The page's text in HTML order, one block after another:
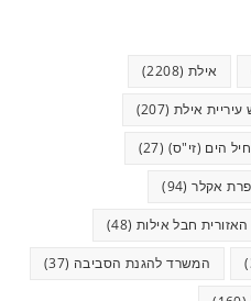
אילת (2208)
עיריית אילת (207)
הים (זי"ס) (27)
אקלר(94)
חבל אילות (48)
המשרד להגנת הסביבה (37)